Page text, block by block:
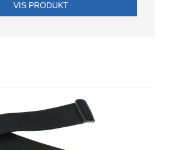
VIS PRODUKT